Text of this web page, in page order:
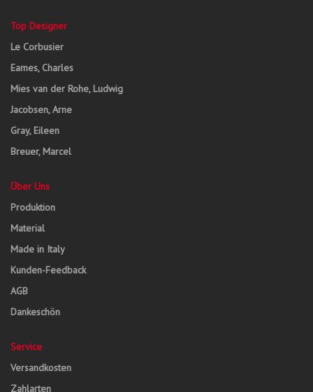
Top Designer
Le Corbusier
Eames, Charles
Mies van der Rohe, Ludwig
Jacobsen, Arne
Gray, Eileen
Breuer, Marcel
Über Uns
Produktion
Material
Made in Italy
Kunden-Feedback
AGB
Dankeschön
Service
Versandkosten
Zahlarten